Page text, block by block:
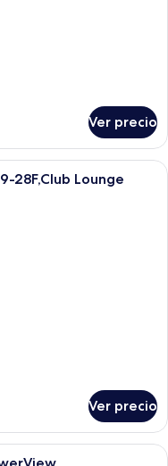
Ver precio
de hotel moderna
28F,Club Lounge
Ver precio
de hotel con un ventanal